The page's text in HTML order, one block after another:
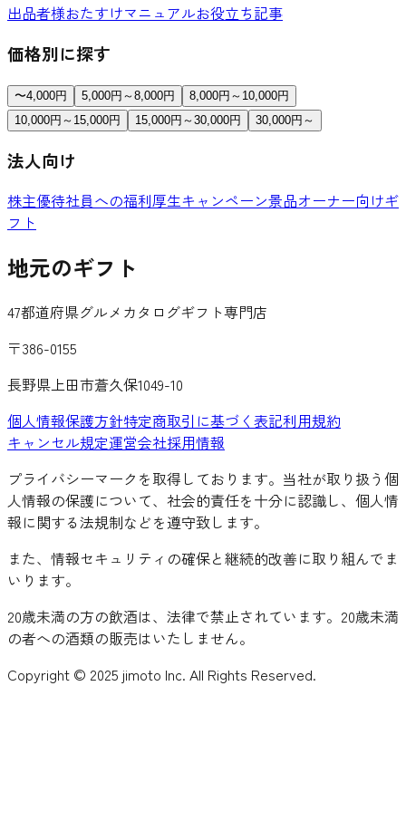
出品者様おたすけマニュアルお役立ち記事
価格別に探す
〜4,000円 5,000円～8,000円
8,000円～10,000円
10,000円～15,000円
15,000円～30,000円 30,000円～
法人向け
株主優待社員への福利厚生キャンペーン景品オーナー向けギ
フト
地元のギフト
47都道府県グルメカタログギフト専門店
〒386-0155
長野県上田市蒼久保1049-10
個人情報保護方針特定商取引に基づく表記利用規約
キャンセル規定運営会社採用情報
プライバシーマークを取得しております。当社が取り扱う個
人情報の保護について、社会的責任を十分に認識し、個人情
報に関する法規制などを遵守致します。
また、情報セキュリティの確保と継続的改善に取り組んでま
いります。
20歳未満の方の飲酒は、法律で禁止されています。20歳未満
の者への酒類の販売はいたしません。
Copyright © 2025 jimoto Inc. All Rights Reserved.